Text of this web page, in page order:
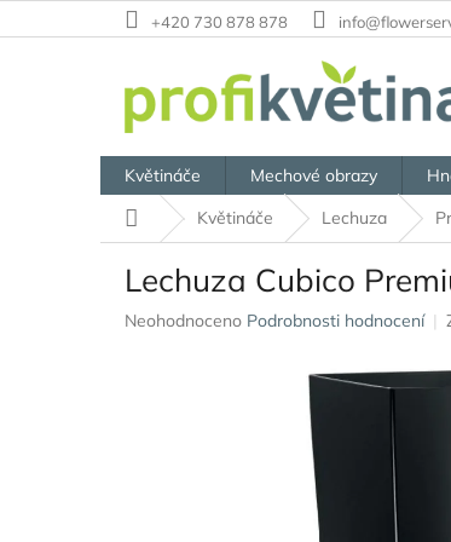
na
+420 730 878 878
Květináče Mechové obrazy
Domů
Květináče Lechuza
Lechuza Cubico
Průměrné
Neohodnoceno Podrobnosti hodnocení